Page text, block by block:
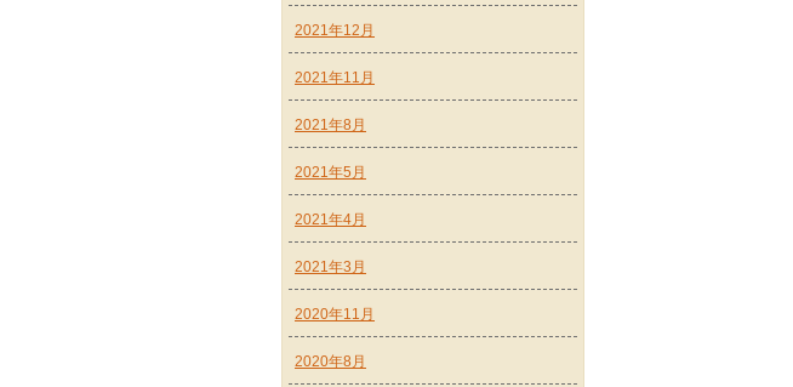
2021年12月
2021年11月
2021年8月
2021年5月
2021年4月
2021年3月
2020年11月
2020年8月